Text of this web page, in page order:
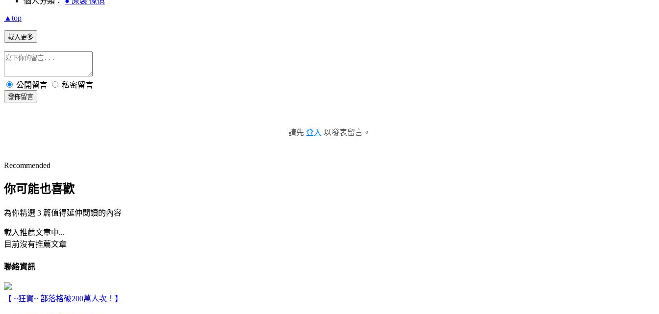
▲top
載入更多
公開留言 私密留言
發佈留言
請先 登入 以發表留言。
Recommended
你可能也喜歡
為你精選 3 篇值得延伸閱讀的內容
載入推薦文章中...
目前沒有推薦文章
聯絡資訊
【 ~狂賀~ 部落格破200萬人次！】